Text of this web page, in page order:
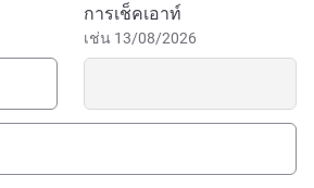
down in the evening with a
at the stylish bar. For guests
Birmingham International Airport
links to the Birmingham
การเช็คเอาท์
เช่น 13/08/2026